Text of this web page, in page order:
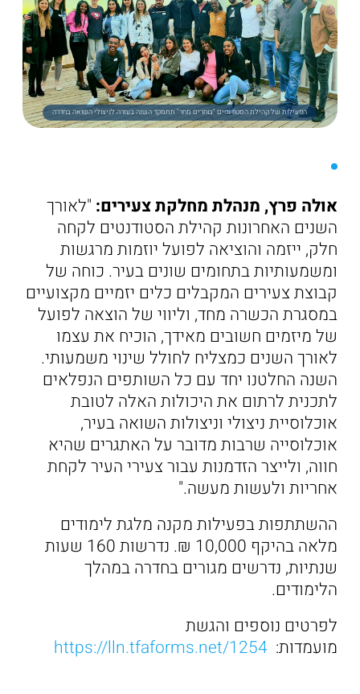
הפעילות של קהילת הסטודנטים "בוחרים מחר" תתמקד השנה בעזרה לניצולי השואה בחדרה
אולה פרץ, מנהלת מחלקת צעירים: "לאורך
השנים האחרונות קהילת הסטודנטים לקחה
חלק, ייזמה והוציאה לפועל יוזמות מרגשות
ומשמעותיות בתחומים שונים בעיר. כוחה של
קבוצת צעירים המקבלים כלים יזמיים מקצועיים
במסגרת הכשרה מחד, וליווי של הוצאה לפועל
של מיזמים חשובים מאידך, הוכיח את עצמו
לאורך השנים כמצליח לחולל שינוי משמעותי.
השנה החלטנו יחד עם כל השותפים הנפלאים
לתכנית לרתום את היכולות האלה לטובת
אוכלוסיית ניצולי וניצולות השואה בעיר,
אוכלוסייה שרבות מדובר על האתגרים שהיא
חווה, ולייצר הזדמנות עבור צעירי העיר לקחת
אחריות ולעשות מעשה."
ההשתתפות בפעילות מקנה מלגת לימודים
מלאה בהיקף 10,000 ₪. נדרשות 160 שעות
שנתיות, נדרשים מגורים בחדרה במהלך
הלימודים.
לפרטים נוספים והגשת
מועמדות: